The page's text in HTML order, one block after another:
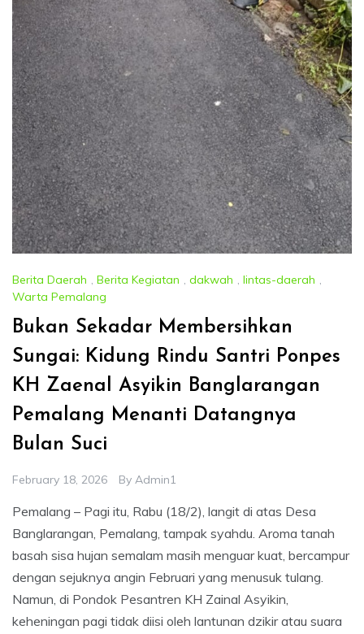
Berita Daerah , Berita Kegiatan , dakwah , lintas-daerah ,
Warta Pemalang
Bukan Sekadar Membersihkan
Sungai: Kidung Rindu Santri Ponpes
KH Zaenal Asyikin Banglarangan
Pemalang Menanti Datangnya
Bulan Suci
February 18, 2026 By Admin1
Pemalang – Pagi itu, Rabu (18/2), langit di atas Desa
Banglarangan, Pemalang, tampak syahdu. Aroma tanah
basah sisa hujan semalam masih menguar kuat, bercampur
dengan sejuknya angin Februari yang menusuk tulang.
Namun, di Pondok Pesantren KH Zainal Asyikin,
keheningan pagi tidak diisi oleh lantunan dzikir atau suara